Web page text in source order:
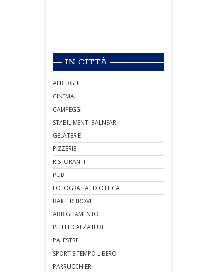
IN CITTÀ
ALBERGHI
CINEMA
CAMPEGGI
STABILIMENTI BALNEARI
GELATERIE
PIZZERIE
RISTORANTI
PUB
FOTOGRAFIA ED OTTICA
BAR E RITROVI
ABBIGLIAMENTO
PELLI E CALZATURE
PALESTRE
SPORT E TEMPO LIBERO
PARRUCCHIERI